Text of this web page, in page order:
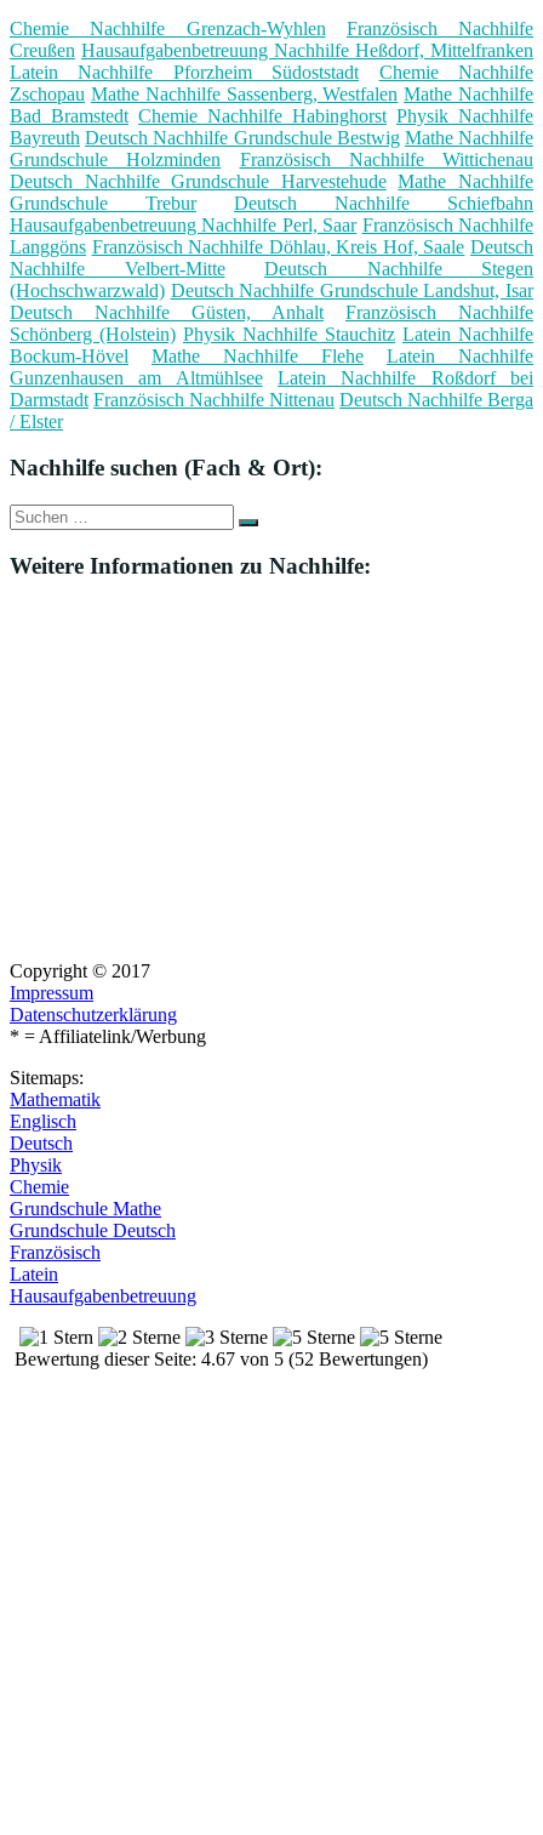
Chemie Nachhilfe Grenzach-Wyhlen
Französisch Nachhilfe
Creußen Hausaufgabenbetreuung Nachhilfe Heßdorf, Mittelfranken
Latein Nachhilfe Pforzheim Südoststadt
Chemie Nachhilfe
Zschopau Mathe Nachhilfe Sassenberg, Westfalen Mathe Nachhilfe
Bad Bramstedt Chemie Nachhilfe Habinghorst Physik Nachhilfe
Bayreuth Deutsch Nachhilfe Grundschule Bestwig Mathe Nachhilfe
Grundschule Holzminden
Französisch Nachhilfe Wittichenau
Deutsch Nachhilfe Grundschule Harvestehude Mathe Nachhilfe
Grundschule Trebur
Deutsch Nachhilfe Schiefbahn
Hausaufgabenbetreuung Nachhilfe Perl, Saar Französisch Nachhilfe
Langgöns Französisch Nachhilfe Döhlau, Kreis Hof, Saale Deutsch
Nachhilfe Velbert-Mitte
Deutsch Nachhilfe Stegen
(Hochschwarzwald) Deutsch Nachhilfe Grundschule Landshut, Isar
Deutsch Nachhilfe Güsten, Anhalt
Französisch Nachhilfe
Schönberg (Holstein) Physik Nachhilfe Stauchitz Latein Nachhilfe
Bockum-Hövel
Mathe Nachhilfe Flehe
Latein Nachhilfe
Gunzenhausen am Altmühlsee
Latein Nachhilfe Roßdorf bei
Darmstadt Französisch Nachhilfe Nittenau Deutsch Nachhilfe Berga
/ Elster
Nachhilfe suchen (Fach & Ort):
Suche
nach:
Suchen
Weitere Informationen zu Nachhilfe:
Copyright © 2017
Impressum
Datenschutzerklärung
* = Affiliatelink/Werbung
Sitemaps:
Mathematik
Englisch
Deutsch
Physik
Chemie
Grundschule Mathe
Grundschule Deutsch
Französisch
Latein
Hausaufgabenbetreuung
Bewertung dieser Seite: 4.67 von 5 (52 Bewertungen)